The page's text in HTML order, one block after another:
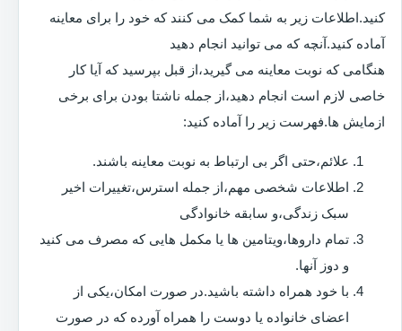
کنید.اطلاعات زیر به شما کمک می کنند که خود را برای معاینه
آماده کنید.آنچه که می توانید انجام دهید
هنگامی که نوبت معاینه می گیرید،از قبل بپرسید که آیا کار
خاصی لازم است انجام دهید،از جمله ناشتا بودن برای برخی
ازمایش ها.فهرست زیر را آماده کنید:
علائم،حتی اگر بی ارتباط به نوبت معاینه باشند.
اطلاعات شخصی مهم،از جمله استرس،تغییرات اخیر
سبک زندگی،و سابقه خانوادگی
تمام داروها،ویتامین ها یا مکمل هایی که مصرف می کنید
و دوز آنها.
با خود همراه داشته باشید.در صورت امکان،یکی از
اعضای خانواده یا دوست را همراه آورده که در صورت